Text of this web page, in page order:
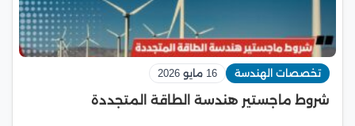
تخصصات الهندسة 16 مايو 2026
شروط ماجستير هندسة الطاقة المتجددة